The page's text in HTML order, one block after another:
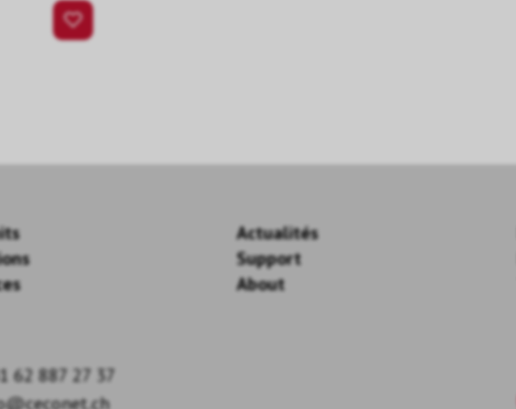
Actualités
Support
About
62 887 27 37